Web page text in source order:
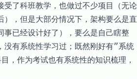
受了科班教学，也做过不少项目（无论
），但是大部分情况下，架构要么是直
事已经设计好了），要么是自己瞎整
没有系统性学习过；既然刚好有”系统
，作为考试也有系统性的知识梳理，